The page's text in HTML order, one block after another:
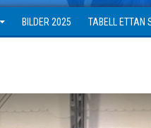
BILDER 2025 TABELL ETTAN